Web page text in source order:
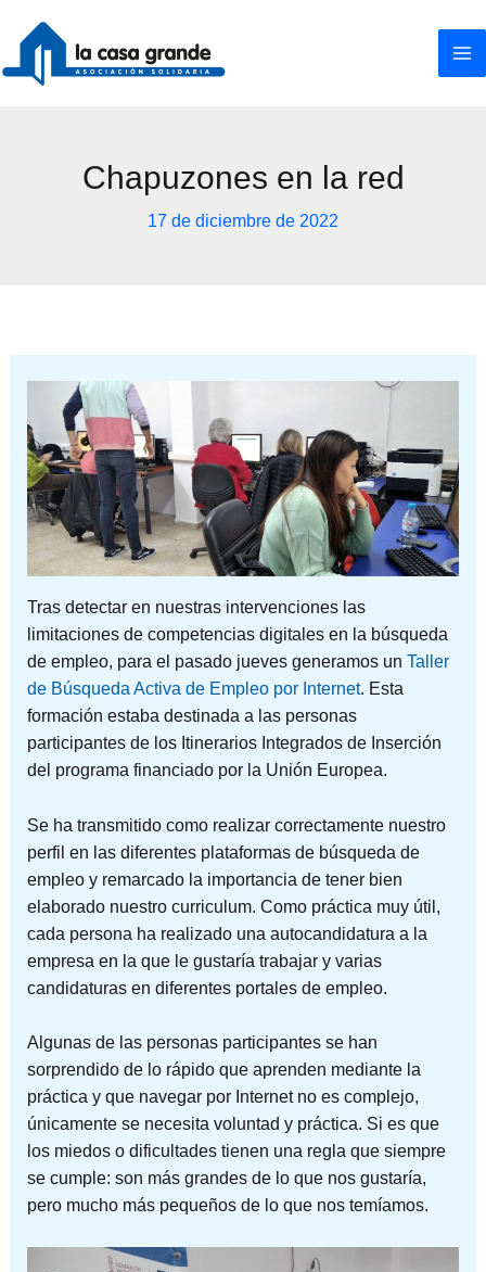
contenido
Chapuzones en la red
17 de diciembre de 2022
Tras detectar en nuestras intervenciones las
limitaciones de competencias digitales en la búsqueda
de empleo, para el pasado jueves generamos un Taller
de Búsqueda Activa de Empleo por Internet. Esta
formación estaba destinada a las personas
participantes de los Itinerarios Integrados de Inserción
del programa financiado por la Unión Europea.
Se ha transmitido como realizar correctamente nuestro
perfil en las diferentes plataformas de búsqueda de
empleo y remarcado la importancia de tener bien
elaborado nuestro curriculum. Como práctica muy útil,
cada persona ha realizado una autocandidatura a la
empresa en la que le gustaría trabajar y varias
candidaturas en diferentes portales de empleo.
Algunas de las personas participantes se han
sorprendido de lo rápido que aprenden mediante la
práctica y que navegar por Internet no es complejo,
únicamente se necesita voluntad y práctica. Si es que
los miedos o dificultades tienen una regla que siempre
se cumple: son más grandes de lo que nos gustaría,
pero mucho más pequeños de lo que nos temíamos.